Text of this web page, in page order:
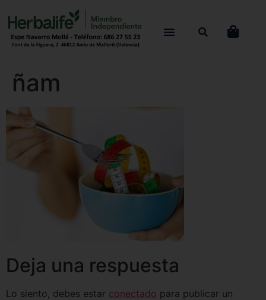
ñam
Deja una respuesta
Lo siento, debes estar conectado para publicar un